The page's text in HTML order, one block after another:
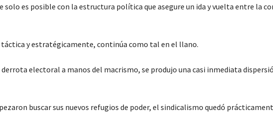
es posible con la estructura política que asegure un ida y vuelta entre la
y estratégicamente, continúa como tal en el llano.
electoral a manos del macrismo, se produjo una casi inmediata
buscar sus nuevos refugios de poder, el sindicalismo quedó